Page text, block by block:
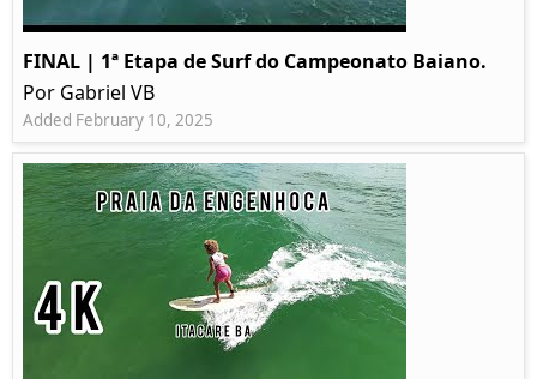
FINAL | 1ª Etapa de Surf do Campeonato Baiano.
Por Gabriel VB
Added February 10, 2025